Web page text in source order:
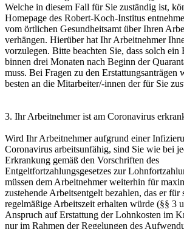
Welche in diesem Fall für Sie zuständig ist,
Homepage des Robert-Koch-Institus
vom örtlichen Gesundheitsamt über Ihren
verhängen. Hierüber hat Ihr Arbeitnehmer
vorzulegen. Bitte beachten Sie, dass solch ein
binnen drei Monaten nach Beginn der
muss. Bei Fragen zu den Erstattungsanträgen
besten an die Mitarbeiter/-innen der für Sie
3. Ihr Arbeitnehmer ist am Coronavirus
Wird Ihr Arbeitnehmer aufgrund einer
Coronavirus arbeitsunfähig, sind Sie wie bei
Erkrankung gemäß den Vorschriften des
Entgeltfortzahlungsgesetzes zur
müssen dem Arbeitnehmer weiterhin für
zustehende Arbeitsentgelt bezahlen, das er für
regelmäßige Arbeitszeit erhalten würde (§§ 3
Anspruch auf Erstattung der Lohnkosten im
nur im Rahmen der Regelungen des